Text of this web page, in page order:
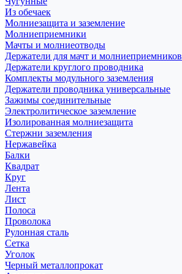
Из обечаек
Молниезащита и заземление
Молниеприемники
Мачты и молниеотводы
Держатели для мачт и молниеприемников
Держатели круглого проводника
Комплекты модульного заземления
Держатели проводника универсальные
Зажимы соединительные
Электролитическое заземление
Изолированная молниезащита
Стержни заземления
Нержавейка
Балки
Квадрат
Круг
Лента
Лист
Полоса
Проволока
Рулонная сталь
Сетка
Уголок
Черный металлопрокат